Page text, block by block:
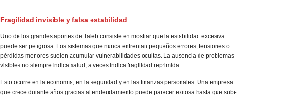
Fragilidad invisible y falsa estabilidad
Uno de los grandes aportes de Taleb consiste en mostrar que la estabilidad excesiva
puede ser peligrosa. Los sistemas que nunca enfrentan pequeños errores, tensiones o
pérdidas menores suelen acumular vulnerabilidades ocultas. La ausencia de problemas
visibles no siempre indica salud; a veces indica fragilidad reprimida.
Esto ocurre en la economía, en la seguridad y en las finanzas personales. Una empresa
que crece durante años gracias al endeudamiento puede parecer exitosa hasta que sube